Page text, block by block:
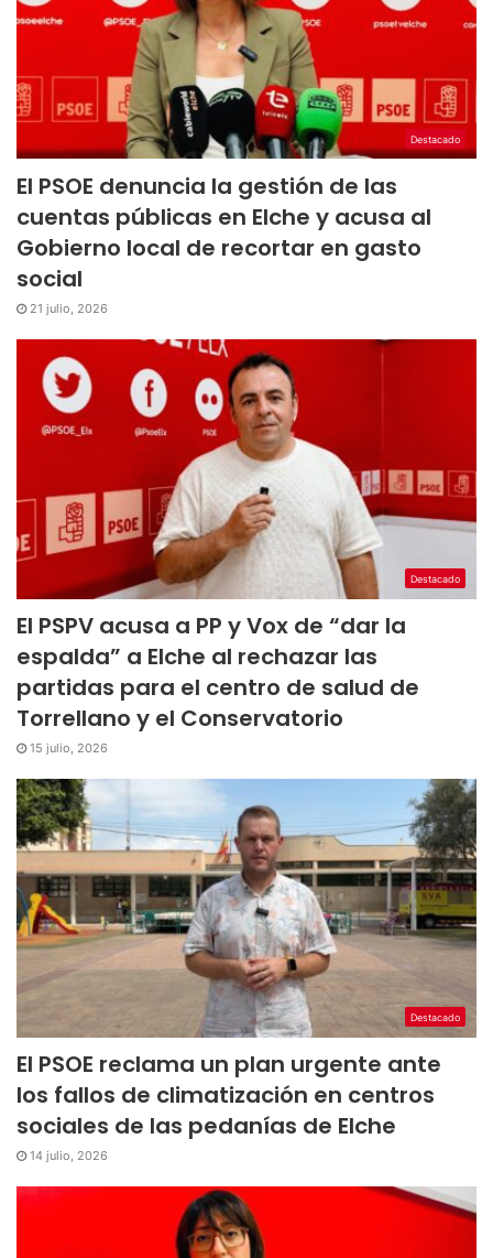
Destacado
El PSOE denuncia la gestión de las
cuentas públicas en Elche y acusa al
Gobierno local de recortar en gasto
social
21 julio, 2026
Destacado
El PSPV acusa a PP y Vox de “dar la
espalda” a Elche al rechazar las
partidas para el centro de salud de
Torrellano y el Conservatorio
15 julio, 2026
Destacado
El PSOE reclama un plan urgente ante
los fallos de climatización en centros
sociales de las pedanías de Elche
14 julio, 2026